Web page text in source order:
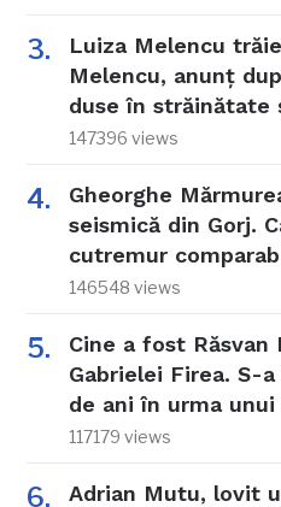
Luiza Melencu
Melencu, anunț
duse în străinătate
147396 views
Gheorghe
seismică din Gorj.
cutremur
146548 views
Cine a fost
Gabrielei Firea. S-
de ani în urma
117179 views
Adrian Mutu, lovit